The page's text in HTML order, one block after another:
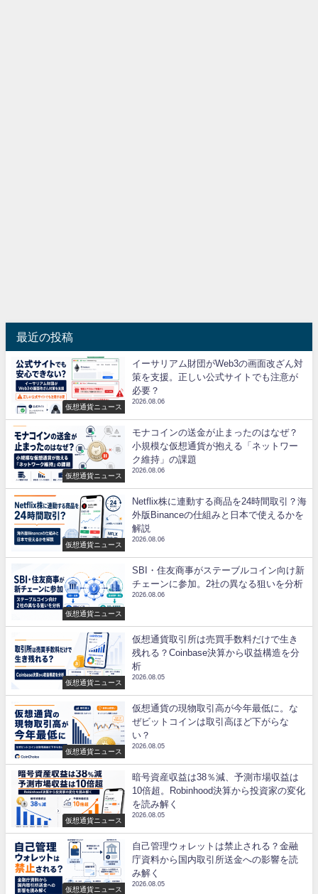
最近の投稿
仮想通貨ニュース
イーサリアム財団がWeb3の画面改ざん対
策を支援。正しい公式サイトでも注意が
必要？
2026.08.06
仮想通貨ニュース
モナコインの送金が止まったのはなぜ？
小規模な仮想通貨が抱える「ネットワー
ク維持」の課題
2026.08.06
仮想通貨ニュース
Netflix株に連動する商品を24時間取引？海
外版Binanceの仕組みと日本で使えるかを
解説
2026.08.06
仮想通貨ニュース
SBI・住友商事がステーブルコイン向け新
チェーンに参加。2社の異なる狙いを分析
2026.08.06
仮想通貨ニュース
仮想通貨取引所は売買手数料だけで生き
残れる？Coinbase決算から収益構造を分
析
2026.08.05
仮想通貨ニュース
仮想通貨の現物取引高が今年最低に。な
ぜビットコインは取引高ほど下がらな
い？
2026.08.05
仮想通貨ニュース
暗号資産収益は38％減、予測市場収益は
10倍超。Robinhood決算から投資家の変化
を読み解く
2026.08.05
仮想通貨ニュース
自己管理ウォレットは禁止される？金融
庁資料から国内取引所送金への影響を読
み解く
2026.08.05